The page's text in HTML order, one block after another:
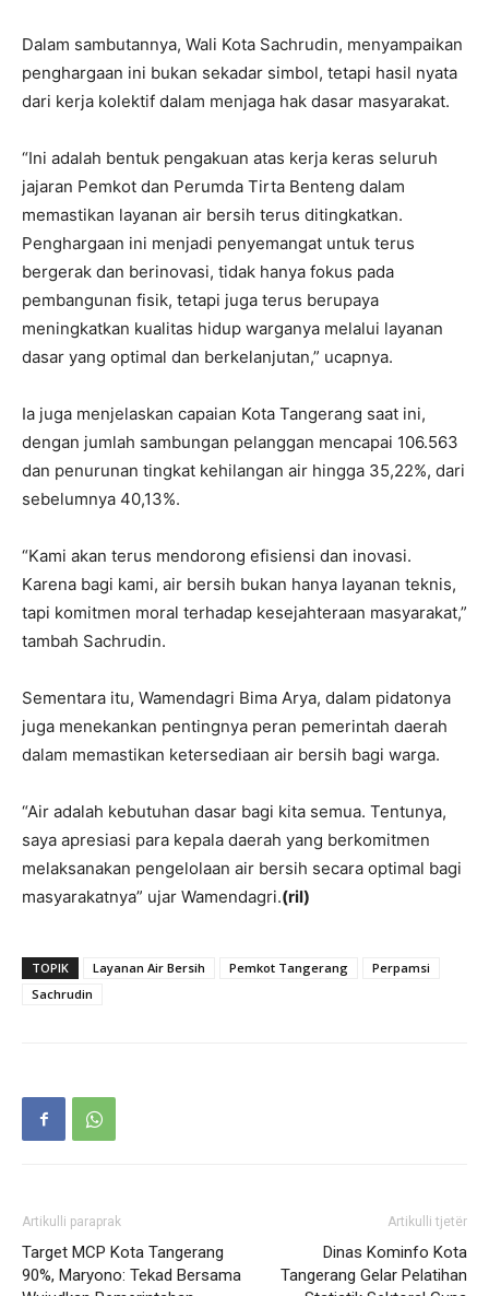
Dalam sambutannya, Wali Kota Sachrudin, menyampaikan
penghargaan ini bukan sekadar simbol, tetapi hasil nyata
dari kerja kolektif dalam menjaga hak dasar masyarakat.
“Ini adalah bentuk pengakuan atas kerja keras seluruh
jajaran Pemkot dan Perumda Tirta Benteng dalam
memastikan layanan air bersih terus ditingkatkan.
Penghargaan ini menjadi penyemangat untuk terus
bergerak dan berinovasi, tidak hanya fokus pada
pembangunan fisik, tetapi juga terus berupaya
meningkatkan kualitas hidup warganya melalui layanan
dasar yang optimal dan berkelanjutan,” ucapnya.
Ia juga menjelaskan capaian Kota Tangerang saat ini,
dengan jumlah sambungan pelanggan mencapai 106.563
dan penurunan tingkat kehilangan air hingga 35,22%, dari
sebelumnya 40,13%.
“Kami akan terus mendorong efisiensi dan inovasi.
Karena bagi kami, air bersih bukan hanya layanan teknis,
tapi komitmen moral terhadap kesejahteraan masyarakat,”
tambah Sachrudin.
Sementara itu, Wamendagri Bima Arya, dalam pidatonya
juga menekankan pentingnya peran pemerintah daerah
dalam memastikan ketersediaan air bersih bagi warga.
“Air adalah kebutuhan dasar bagi kita semua. Tentunya,
saya apresiasi para kepala daerah yang berkomitmen
melaksanakan pengelolaan air bersih secara optimal bagi
masyarakatnya” ujar Wamendagri.(ril)
TOPIK Layanan Air Bersih Pemkot Tangerang
Perpamsi
Sachrudin
Artikulli paraprak
Target MCP Kota Tangerang
90%, Maryono: Tekad Bersama
Artikulli tjetër
Dinas Kominfo Kota
Tangerang Gelar Pelatihan